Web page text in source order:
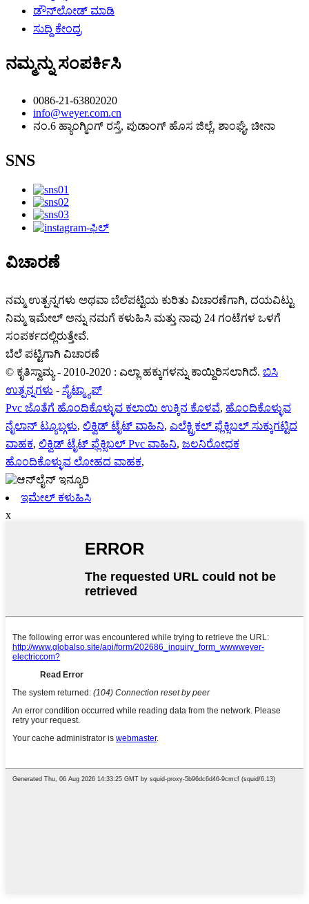
ಡೌನ್‌ಲೋಡ್ ಮಾಡಿ
ಸುದ್ದಿ ಕೇಂದ್ರ
ನಮ್ಮನ್ನು ಸಂಪರ್ಕಿಸಿ
0086-21-63802020
info@weyer.com.cn
ನಂ.6 ಹ್ಯಾಂಗ್ಮಿಂಗ್ ರಸ್ತೆ, ಪುಡಾಂಗ್ ಹೊಸ ಜಿಲ್ಲೆ, ಶಾಂಘೈ, ಚೀನಾ
SNS
ವಿಚಾರಣೆ
ನಮ್ಮ ಉತ್ಪನ್ನಗಳು ಅಥವಾ ಬೆಲೆಪಟ್ಟಿಯ ಕುರಿತು ವಿಚಾರಣೆಗಾಗಿ, ದಯವಿಟ್ಟು
ನಿಮ್ಮ ಇಮೇಲ್ ಅನ್ನು ನಮಗೆ ಕಳುಹಿಸಿ ಮತ್ತು ನಾವು 24 ಗಂಟೆಗಳ ಒಳಗೆ
ಸಂಪರ್ಕದಲ್ಲಿರುತ್ತೇವೆ.
ಬೆಲೆ ಪಟ್ಟಿಗಾಗಿ ವಿಚಾರಣೆ
© ಕೃತಿಸ್ವಾಮ್ಯ - 2010-2020 : ಎಲ್ಲಾ ಹಕ್ಕುಗಳನ್ನು ಕಾಯ್ದಿರಿಸಲಾಗಿದೆ. ಬಿಸಿ
ಉತ್ಪನ್ನಗಳು - ಸೈಟ್ಮ್ಯಾಪ್
Pvc ಜೊತೆಗೆ ಹೊಂದಿಕೊಳ್ಳುವ ಕಲಾಯಿ ಉಕ್ಕಿನ ಕೊಳವೆ, ಹೊಂದಿಕೊಳ್ಳುವ
ನೈಲಾನ್ ಟ್ಯೂಬ್ಗಳು, ಲಿಕ್ವಿಡ್ ಟೈಟ್ ವಾಹಿನಿ, ಎಲೆಕ್ಟ್ರಿಕಲ್ ಫ್ಲೆಕ್ಸಿಬಲ್ ಸುಕ್ಕುಗಟ್ಟಿದ
ವಾಹಕ, ಲಿಕ್ವಿಡ್ ಟೈಟ್ ಫ್ಲೆಕ್ಸಿಬಲ್ Pvc ವಾಹಿನಿ, ಜಲನಿರೋಧಕ
ಹೊಂದಿಕೊಳ್ಳುವ ಲೋಹದ ವಾಹಕ,
ಇಮೇಲ್ ಕಳುಹಿಸಿ
x